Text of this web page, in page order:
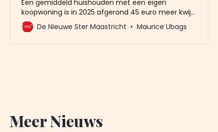
Een gemiddeld huishouden met een eigen
koopwoning is in 2025 afgerond 45 euro meer kwijt
dan in 2024. De lasten stijgen van 1029 euro naar
1074 euro. Dat is een stijging van 4,4%. Dat blijkt uit
De Nieuwe Ster Maastricht Maurice Ubags
Meer Nieuws